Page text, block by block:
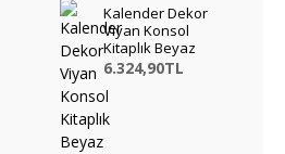
Kalender Dekor
Viyan Konsol
Kitaplık Beyaz
6.324,90TL